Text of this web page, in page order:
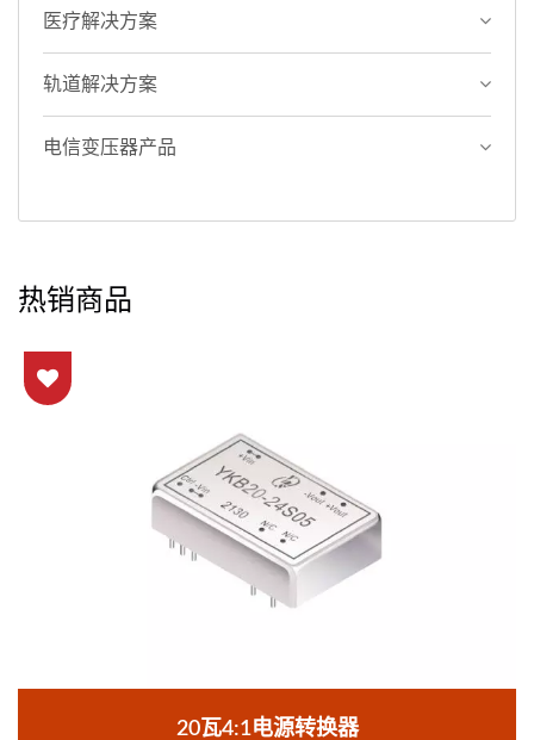
医疗解决方案
轨道解决方案
电信变压器产品
热销商品
20瓦4:1电源转换器